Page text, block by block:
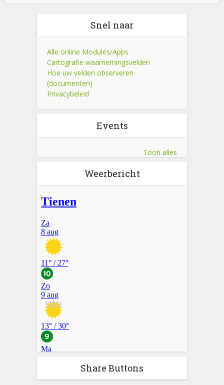
Snel naar
Alle online Modules/Apps
Cartografie waarnemingsvelden
Hoe uw velden observeren
(documenten)
Privacybeleid
Events
Toon alles
Weerbericht
Share Buttons